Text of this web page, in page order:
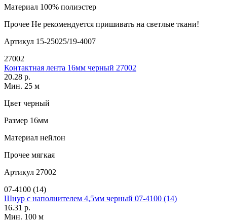
Материал 100% полиэстер
Прочее Не рекомендуется пришивать на светлые ткани!
Артикул 15-25025/19-4007
27002
Контактная лента 16мм черный 27002
20.28 р.
Мин. 25 м
Цвет черный
Размер 16мм
Материал нейлон
Прочее мягкая
Артикул 27002
07-4100 (14)
Шнур с наполнителем 4,5мм черный 07-4100 (14)
16.31 р.
Мин. 100 м